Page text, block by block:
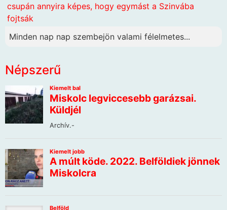
csupán annyira képes, hogy egymást a Szinvába
fojtsák
Minden nap nap szembejön valami félelmetes...
Népszerű